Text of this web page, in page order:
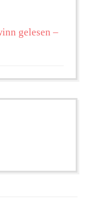
gelesen –